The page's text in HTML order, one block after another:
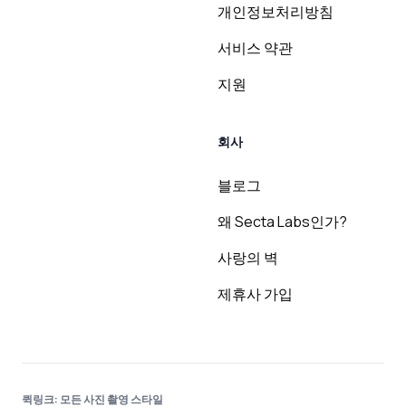
개인정보처리방침
서비스 약관
지원
회사
블로그
왜 Secta Labs인가?
사랑의 벽
제휴사 가입
퀵링크: 모든 사진 촬영 스타일